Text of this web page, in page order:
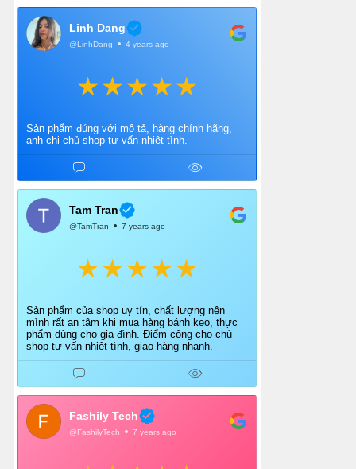
Linh Dang
@LinhDang 4 years ago
Sản phẩm đúng với mô tả, hàng chính hãng,
anh chị chủ shop tư vấn nhiệt tình.
Tam Tran
@TamTran 7 years ago
Sản phẩm của shop uy tín, chất lượng nên
mình rất an tâm khi mua hàng bánh keo, thực
phẩm dùng cho gia đình. Điểm cộng cho chủ
shop tư vấn nhiệt tình, giao hàng nhanh.
Fashily Tech
@FashilyTech 7 years ago